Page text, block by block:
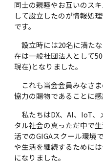
同士の親睦やお互いのス
して設立したのが情報処
です。
設立時には20名に満た
在は一般社団法人として
現在)となりました。
これも当会会員みなさ
協力の賜物であることに感
私たちはDX、AI、IoT、
タル社会の真っただ中で
活でのGIGAスクール環境
や生活を継続するために
になりました。